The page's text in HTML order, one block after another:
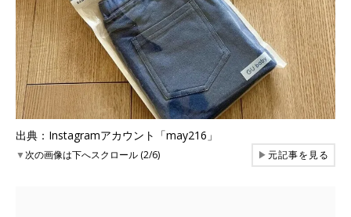
出典：Instagramアカウント「may216」
▼次の画像は下へスクロール (2/6) ▶元記事を見る